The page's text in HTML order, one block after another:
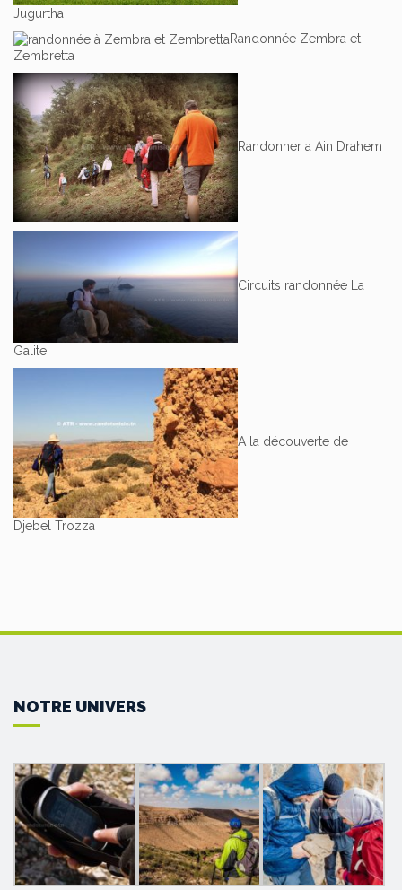
Jugurtha
Randonnée Zembra et
Zembretta
Randonner a Ain Drahem
Circuits randonnée La
Galite
A la découverte de
Djebel Trozza
NOTRE UNIVERS